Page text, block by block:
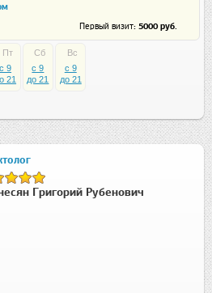
Первый визит: 5000 руб.
Пт
c 9
21
Сб
c 9
до 21
Вс
c 9
до 21
Григорий Рубенович